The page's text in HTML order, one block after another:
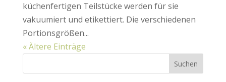
küchenfertigen Teilstücke werden für sie
vakuumiert und etikettiert. Die verschiedenen
Portionsgrößen...
« Ältere Einträge